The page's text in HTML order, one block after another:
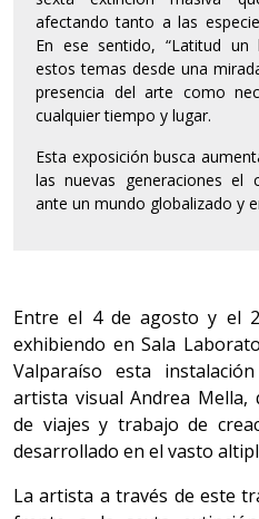
afectando tanto a las
En ese sentido, “Latitud un
estos temas desde una
presencia del arte como
cualquier tiempo y lugar.
Esta exposición busca
las nuevas generaciones el
ante un mundo globalizado y
Entre el 4 de agosto y el
exhibiendo en Sala
Valparaíso esta
artista visual Andrea
de viajes y trabajo de
desarrollado en el vasto
La artista a través de este